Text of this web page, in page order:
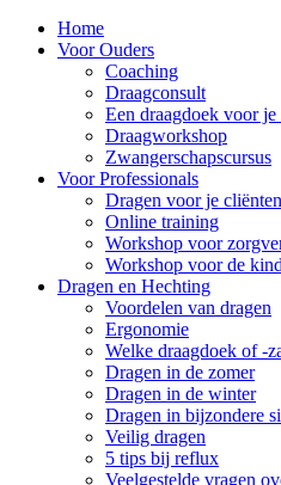
Home
Voor Ouders
Coaching
Draagconsult
Een draagdoek voor
Draagworkshop
Zwangerschapscursus
Voor Professionals
Dragen voor je cliënten
Online training
Workshop voor
Workshop voor de
Dragen en Hechting
Voordelen van dragen
Ergonomie
Welke draagdoek of -
Dragen in de zomer
Dragen in de winter
Dragen in bijzondere
Veilig dragen
5 tips bij reflux
Veelgestelde vragen